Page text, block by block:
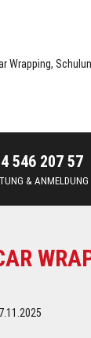
546 207 57
&